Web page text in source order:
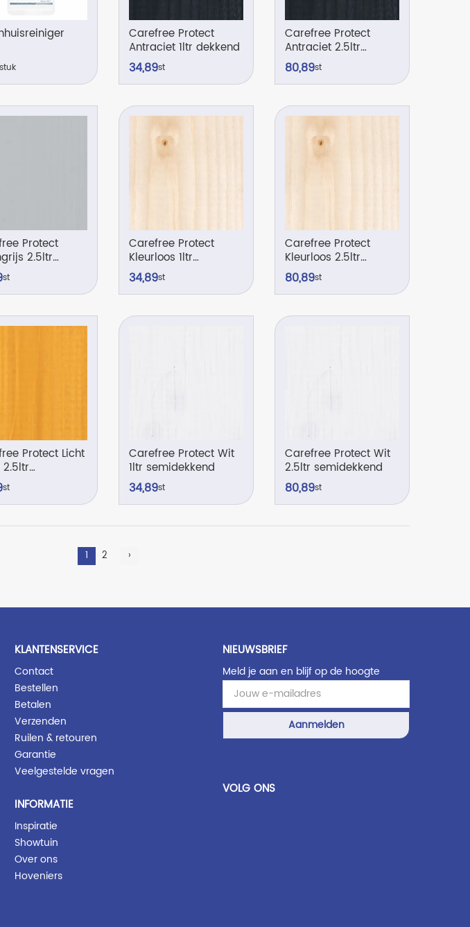
stuk
Carefree Protect
Antraciet 1ltr dekkend
34,89st
Carefree Protect
Antraciet 2.5ltr
dekkend
80,89st
Protect
2.5ltr
st
Carefree Protect
Kleurloos 1ltr
transparant
34,89st
Carefree Protect
Kleurloos 2.5ltr
transparant
80,89st
Protect Licht
st
Carefree Protect Wit
1ltr semidekkend
34,89st
Carefree Protect Wit
2.5ltr semidekkend
80,89st
1 2 ›
KLANTENSERVICE
Contact
Bestellen
Betalen
Verzenden
Ruilen & retouren
Garantie
Veelgestelde vragen
INFORMATIE
Inspiratie
Showtuin
Over ons
Hoveniers
NIEUWSBRIEF
Meld je aan en blijf op de hoogte
Aanmelden
VOLG ONS